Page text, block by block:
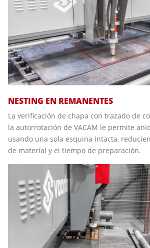
NESTING EN REMANENTES
La verificación de chapa con trazado de
la autorrotación de VACAM le permite
usando una sola esquina intacta,
de material y el tiempo de preparación.